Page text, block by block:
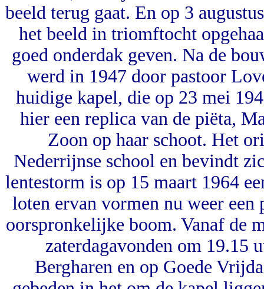
beeld terug gaat. En op 3
het beeld in triomftocht
goed onderdak geven. Na de
werd in 1947 door pastoor
huidige kapel, die op 23 mei
hier een replica van de piëta,
Zoon op haar schoot. Het
Nederrijnse school en bevindt
lentestorm is op 15 maart 1964
loten ervan vormen nu weer
oorspronkelijke boom. Vanaf de
zaterdagavonden om 19.15
Bergharen en op Goede